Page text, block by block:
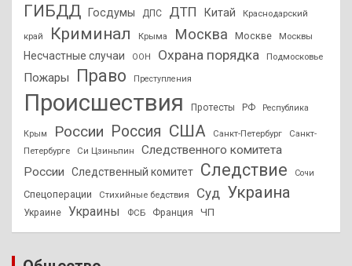
ГИБДД Госдумы ДПС ДТП Китай Краснодарский
край Криминал Крыма Москва Москве Москвы
Несчастные случаи ООН Охрана порядка Подмосковье
Пожары Право Преступления
Происшествия Протесты РФ Республика
Крым России Россия США Санкт-Петербург
Санкт-
Петербурге
Си Цзиньпин
Следственного комитета
России
Следственный комитет Следствие Сочи
Спецоперации Стихийные бедствия Суд Украина
Украине Украины ФСБ Франция ЧП